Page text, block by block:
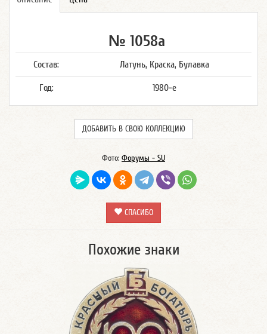
№ 1058а
Состав: Латунь, Краска, Булавка
Год: 1980-е
ДОБАВИТЬ В СВОЮ КОЛЛЕКЦИЮ
Фото: Форумы - SU
СПАСИБО
Похожие знаки